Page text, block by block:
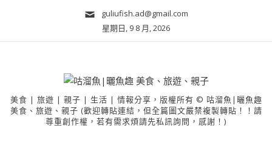
guliufish.ad@gmail.com
星期日, 9 8 月, 2026
美食 | 旅遊 | 親子 | 生活 | 情報分享，版權所有 © 咕溜魚|曬魚趣
美食、旅遊、親子 (歡迎轉貼連結，但全篇圖文嚴禁複製轉貼！！請
尊重創作權，若有需求煩請先私訊詢問，感謝！)